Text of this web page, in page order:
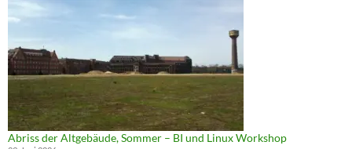
Abriss der Altgebäude, Sommer – BI und Linux Workshop